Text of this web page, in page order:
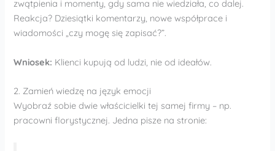
zwątpienia i momenty, gdy sama nie wiedziała, co dalej.
Reakcja? Dziesiątki komentarzy, nowe współprace i
wiadomości „czy mogę się zapisać?”.
Wniosek: Klienci kupują od ludzi, nie od ideałów.
2. Zamień wiedzę na język emocji
Wyobraź sobie dwie właścicielki tej samej firmy – np.
pracowni florystycznej. Jedna pisze na stronie: